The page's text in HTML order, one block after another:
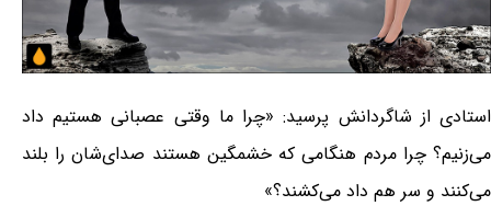
استادى از شاگردانش پرسید: «چرا ما وقتی عصبانی هستیم داد
می‌زنیم؟ چرا مردم هنگامى که خشمگین هستند صدای‌شان را بلند
می‌کنند و سر هم داد می‌کشند؟»